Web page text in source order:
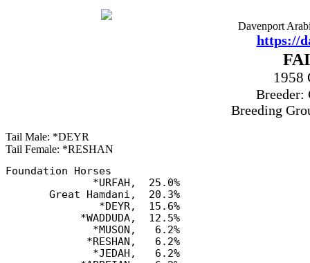
Davenport
https://
1958
Breeder:
Breeding
Tail Male: *DEYR
Tail Female: *RESHAN
Foundation Horses
              *URFAH,  25.0%
       Great Hamdani,  20.3%
               *DEYR,  15.6%
            *WADDUDA,  12.5%
              *MUSON,   6.2%
             *RESHAN,   6.2%
              *JEDAH,   6.2%